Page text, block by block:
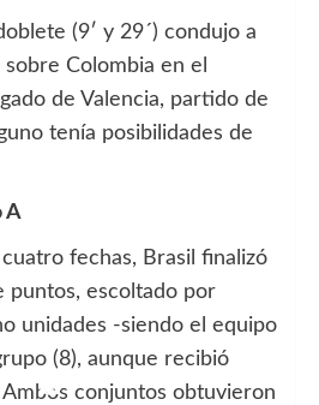
(9′ y 29´) condujo a
Colombia en el
de Valencia, partido de
tenía posibilidades de
A
fechas, Brasil finalizó
puntos, escoltado por
unidades -siendo el equipo
(8), aunque recibió
conjuntos obtuvieron